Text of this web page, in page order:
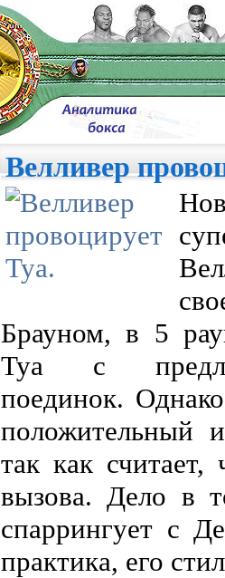
Велливер
Брауном, в 5
Туа с
поединок.
положительный
так как
вызова. Дело в
спаррингует с
практика, его